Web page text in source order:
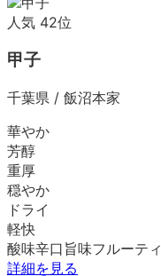
人気 42位
甲子
千葉県 / 飯沼本家
華やか
芳醇
重厚
穏やか
ドライ
軽快
酸味辛口 旨味フルーティ
詳細を見る